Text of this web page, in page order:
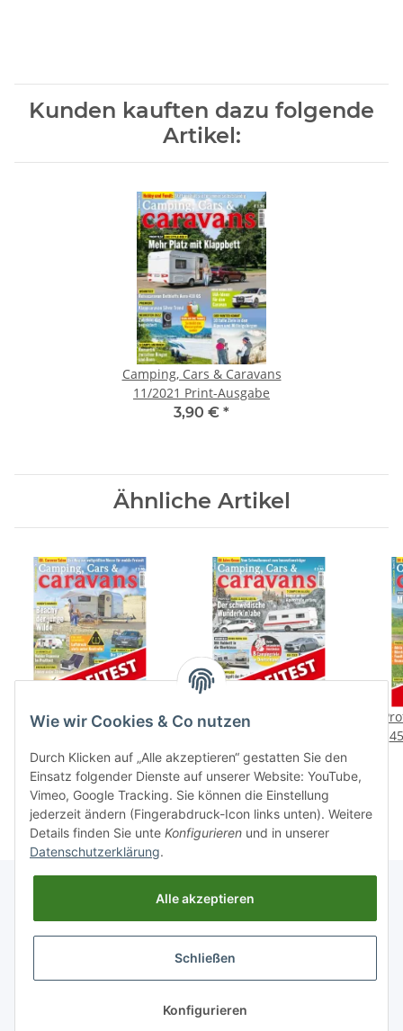
Kunden kauften dazu folgende
Artikel:
Camping, Cars & Caravans
11/2021 Print-Ausgabe
3,90 € *
Ähnliche Artikel
Profitest: La Mancelle
1,99 €*
Profitest: Kabe Classic
1,99 €*
Informationen
Gesetzliche Informationen
Wie wir Cookies & Co nutzen
Durch Klicken auf „Alle akzeptieren“ gestatten Sie den
Einsatz folgender Dienste auf unserer Website: YouTube,
Vimeo, Google Tracking. Sie können die Einstellung
jederzeit ändern (Fingerabdruck-Icon links unten). Weitere
Details finden Sie unte Konfigurieren und in unserer
Datenschutzerklärung.
Alle akzeptieren
Schließen
Konfigurieren